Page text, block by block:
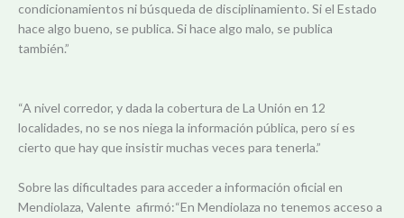
condicionamientos ni búsqueda de disciplinamiento. Si el Estado
hace algo bueno, se publica. Si hace algo malo, se publica
también.”
“A nivel corredor, y dada la cobertura de La Unión en 12
localidades, no se nos niega la información pública, pero sí es
cierto que hay que insistir muchas veces para tenerla.”
Sobre las dificultades para acceder a información oficial en
Mendiolaza, Valente afirmó:“En Mendiolaza no tenemos acceso a